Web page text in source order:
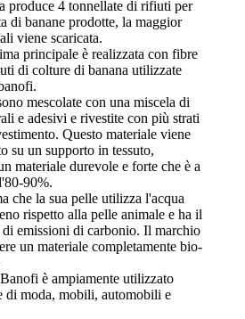
produce 4 tonnellate di rifiuti per
di banane prodotte, la maggior
viene scaricata.
principale è realizzata con fibre
di colture di banana utilizzate
mescolate con una miscela di
e adesivi e rivestite con più strati
Questo materiale viene
su un supporto in tessuto,
materiale durevole e forte che è a
90%.
che la sua pelle utilizza l'acqua
rispetto alla pelle animale e ha il
emissioni di carbonio. Il marchio
un materiale completamente bio-
è ampiamente utilizzato
di moda, mobili, automobili e